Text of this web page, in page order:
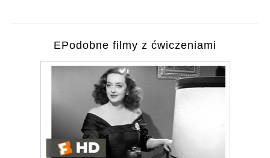
EPodobne filmy z ćwiczeniami